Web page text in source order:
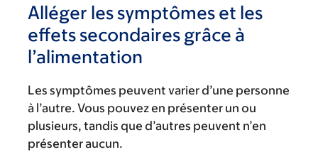
Alléger les symptômes et les
effets secondaires grâce à
l’alimentation
Les symptômes peuvent varier d’une personne
à l’autre. Vous pouvez en présenter un ou
plusieurs, tandis que d’autres peuvent n’en
présenter aucun.